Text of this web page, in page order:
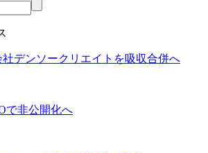
デンソークリエイトを吸収合併へ
で非公開化へ